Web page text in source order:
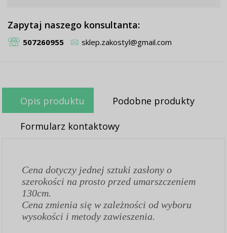
Zapytaj naszego konsultanta:
507260955 sklep.zakostyl@gmail.com
Opis produktu Podobne produkty
Formularz kontaktowy
Cena dotyczy jednej sztuki zasłony o
szerokości na prosto przed umarszczeniem
130cm.
Cena zmienia się w zależności od wyboru
wysokości i metody zawieszenia.